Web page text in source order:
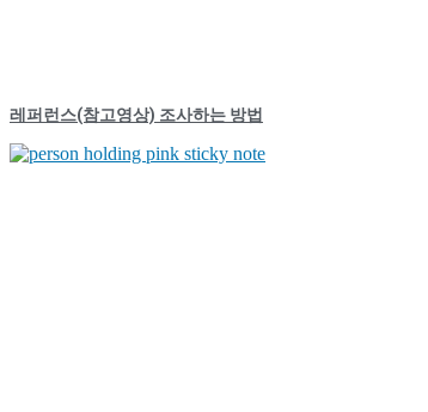
레퍼런스(참고영상) 조사하는 방법